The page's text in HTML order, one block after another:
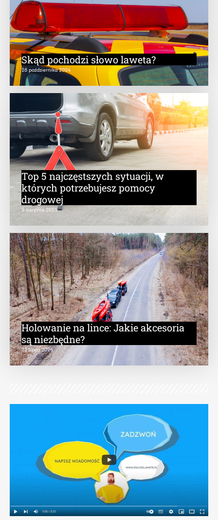
Skąd pochodzi słowo laweta?
28 października 2024
Top 5 najczęstszych sytuacji, w
których potrzebujesz pomocy
drogowej
5 sierpnia 2025
Holowanie na lince: Jakie akcesoria
są niezbędne?
23 lipca 2025